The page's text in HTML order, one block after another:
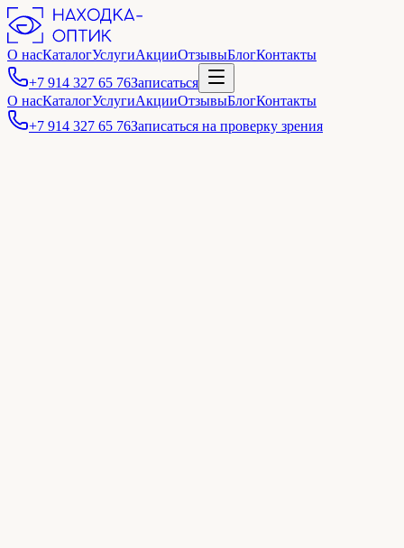
О насКаталогУслугиАкцииОтзывыБлогКонтакты
+7 914 327 65 76Записаться
О насКаталогУслугиАкцииОтзывыБлогКонтакты
+7 914 327 65 76Записаться на проверку зрения